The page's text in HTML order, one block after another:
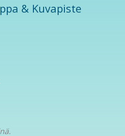
& Kuvapiste